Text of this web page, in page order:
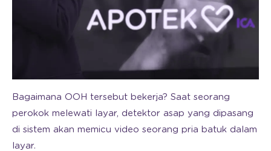
Bagaimana OOH tersebut bekerja? Saat seorang
perokok melewati layar, detektor asap yang dipasang
di sistem akan memicu video seorang pria batuk dalam
layar.